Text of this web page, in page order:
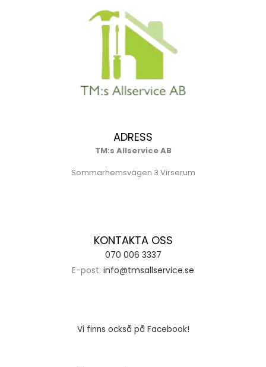
ADRESS
TM:s Allservice AB
Sommarhemsvägen 3 Virserum
KONTAKTA OSS
070 006 3337
E-post: info@tmsallservice.se
Vi finns också på Facebook!